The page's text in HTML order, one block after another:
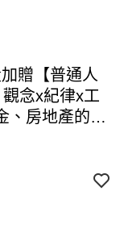
贈【普通人
念x紀律x工
、房地產的基